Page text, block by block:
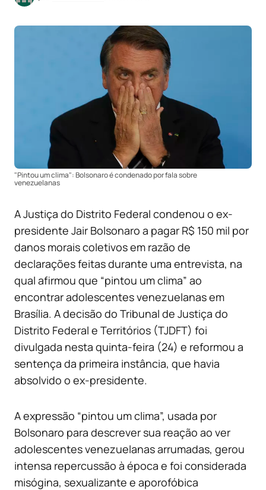
"Pintou um clima": Bolsonaro é condenado por fala sobre
venezuelanas
A Justiça do Distrito Federal condenou o ex-
presidente Jair Bolsonaro a pagar R$ 150 mil por
danos morais coletivos em razão de
declarações feitas durante uma entrevista, na
qual afirmou que “pintou um clima” ao
encontrar adolescentes venezuelanas em
Brasília. A decisão do Tribunal de Justiça do
Distrito Federal e Territórios (TJDFT) foi
divulgada nesta quinta-feira (24) e reformou a
sentença da primeira instância, que havia
absolvido o ex-presidente.
A expressão “pintou um clima”, usada por
Bolsonaro para descrever sua reação ao ver
adolescentes venezuelanas arrumadas, gerou
intensa repercussão à época e foi considerada
misógina, sexualizante e aporofóbica